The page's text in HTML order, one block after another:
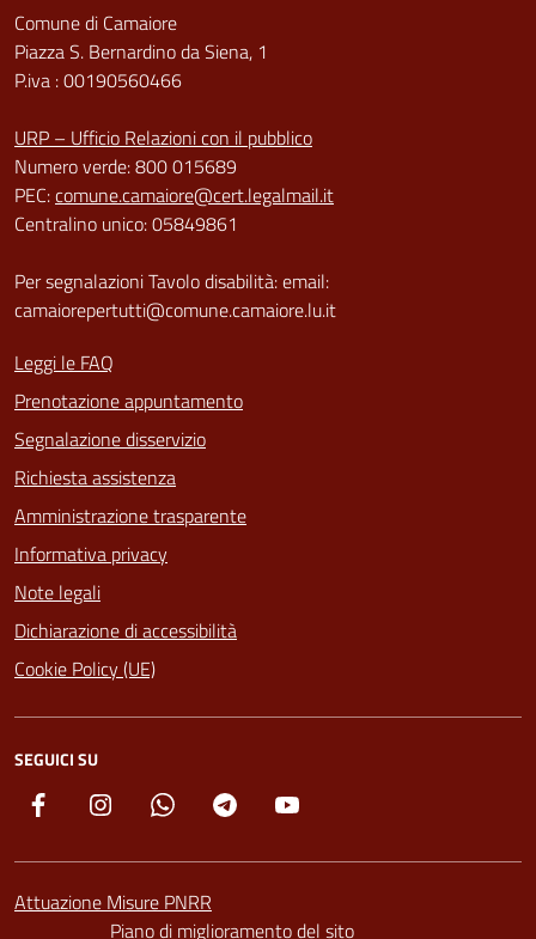
Comune di Camaiore
Piazza S. Bernardino da Siena, 1
P.iva : 00190560466
URP – Ufficio Relazioni con il pubblico
Numero verde: 800 015689
PEC:comune.camaiore@cert.legalmail.it
Centralino unico: 05849861
Per segnalazioni Tavolo disabilità: email:
camaiorepertutti@comune.camaiore.lu.it
Leggi le FAQ
Prenotazione appuntamento
Segnalazione disservizio
Richiesta assistenza
Amministrazione trasparente
Informativa privacy
Note legali
Dichiarazione di accessibilità
Cookie Policy (UE)
SEGUICI SU
Facebook Instagram Whatsapp Telegram
Attuazione Misure PNRR
Piano di miglioramento del sito